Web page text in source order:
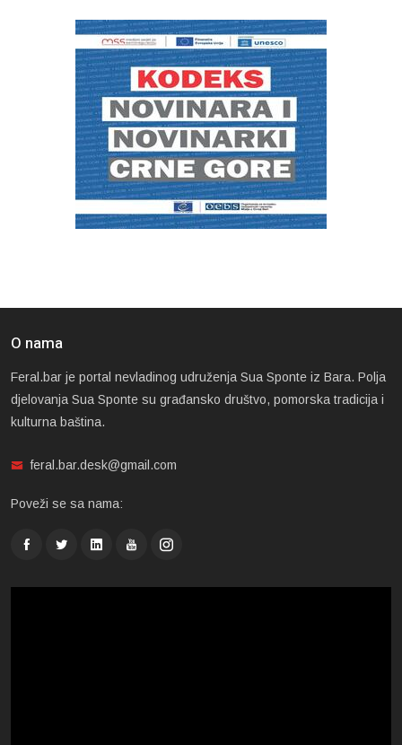
O nama
Feral.bar je portal nevladinog udruženja Sua Sponte iz Bara. Polja
djelovanja Sua Sponte su građansko društvo, pomorska tradicija i
kulturna baština.
feral.bar.desk@gmail.com
Poveži se sa nama: